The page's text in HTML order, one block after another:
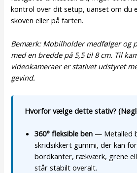
kontrol over dit setup, uanset om du
skoven eller på farten.
Bemærk: Mobilholder medfølger og
med en bredde på 5,5 til 8 cm. Til
videokameraer er stativet udstyret
gevind.
Hvorfor vælge dette stativ?
360° fleksible ben — Metalled
skridsikkert gummi, der kan
bordkanter, rækværk, grene
står stabilt overalt.